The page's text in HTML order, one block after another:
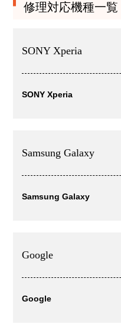
修理対応機種一覧
SONY Xperia
SONY Xperia
Samsung Galaxy
Samsung Galaxy
Google
Google